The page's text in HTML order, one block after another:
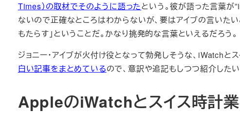
Times）の取材でそのように語ったという。彼が語った言葉が
ないので正確なところはわからないが、要はアイブの言いた
もたらす」ということだ。かなり挑発的な言葉といえるだろう。
ジョニー・アイブが火付け役となって勃発しそうな、iWatchと
白い記事をまとめているので、意訳や追記もしつつ紹介したい
AppleのiWatchとスイス時計